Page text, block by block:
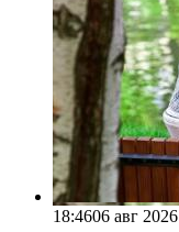
18:4606 авг 2026